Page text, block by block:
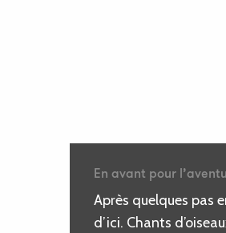
En avant pour
Après quelques pas
d’ici. Chants